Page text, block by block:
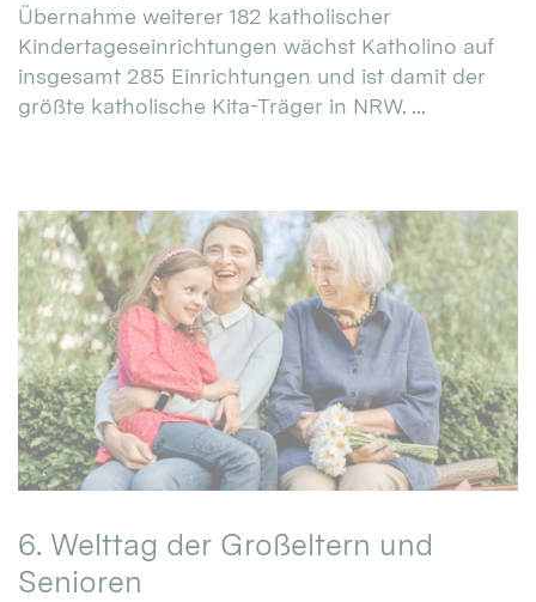
Übernahme weiterer 182 katholischer
Kindertageseinrichtungen wächst Katholino auf
insgesamt 285 Einrichtungen und ist damit der
größte katholische Kita-Träger in NRW. ...
6. Welttag der Großeltern und
Senioren